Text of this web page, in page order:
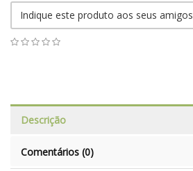
Indique este produto aos seus amigos
Descrição
Comentários (0)